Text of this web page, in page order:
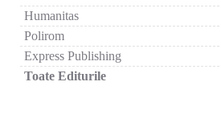
Humanitas
Polirom
Express Publishing
Toate Editurile